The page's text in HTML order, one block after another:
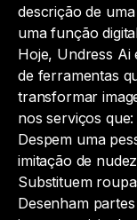
descrição de
uma função
Hoje, Undress
de ferramentas
transformar
nos serviços que:
Despem uma
imitação de
Substituem
Desenham